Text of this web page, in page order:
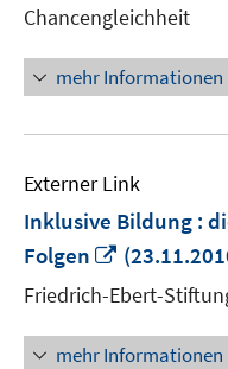
Chancengleichheit
mehr Informationen
Externer Link
Inklusive Bildung :
Folgen
In
neuem
Fenster
öffnen
Friedrich-Ebert-
mehr Informationen